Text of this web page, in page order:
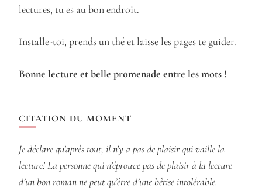
lectures, tu es au bon endroit.
Installe-toi, prends un thé et laisse les pages te guider.
Bonne lecture et belle promenade entre les mots !
CITATION DU MOMENT
Je déclare qu’après tout, il n’y a pas de plaisir qui vaille la
lecture! La personne qui n’éprouve pas de plaisir à la lecture
d’un bon roman ne peut qu’être d’une bêtise intolérable.